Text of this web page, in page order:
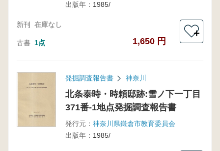
出版年： 1985/
新刊 在庫なし
古書 1点 1,650 円
＋
発掘調査報告書 神奈川
北条泰時・時頼邸跡:雪ノ下一丁目
371番-1地点発掘調査報告書
発行元： 神奈川県鎌倉市教育委員会
出版年： 1985/